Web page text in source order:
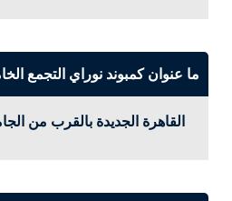
ما عنوان كمبوند نوراي التجمع
القاهرة الجديدة بالقرب من